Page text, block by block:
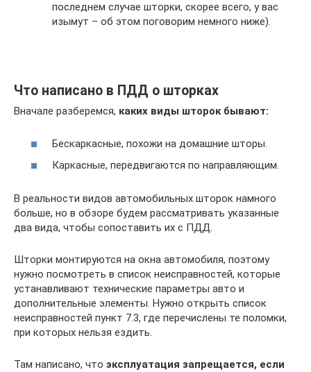
последнем случае шторки, скорее всего, у вас
изымут – об этом поговорим немного ниже).
Что написано в ПДД о шторках
Вначале разберемся, каких виды шторок бывают:
Бескаркасные, похожи на домашние шторы.
Каркасные, передвигаются по направляющим.
В реальности видов автомобильных шторок намного
больше, но в обзоре будем рассматривать указанные
два вида, чтобы сопоставить их с ПДД.
Шторки монтируются на окна автомобиля, поэтому
нужно посмотреть в список неисправностей, которые
устанавливают технические параметры авто и
дополнительные элементы. Нужно открыть список
неисправностей пункт 7.3, где перечислены те поломки,
при которых нельзя ездить.
Там написано, что эксплуатация запрещается, если